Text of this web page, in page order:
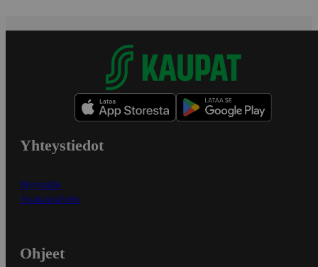
Yhteystiedot
Myymälät
Asiakaspalvelu
Ohjeet